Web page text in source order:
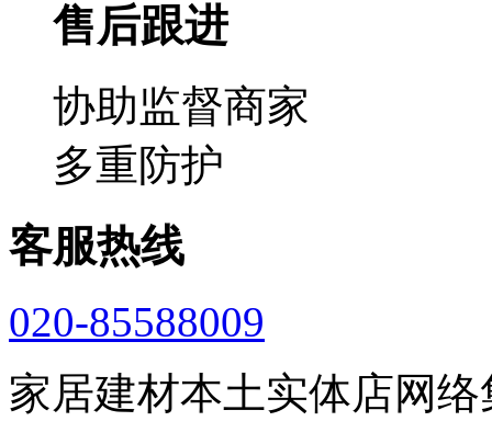
售后跟进
协助监督商家
多重防护
客服热线
020-85588009
家居建材本土实体店网络